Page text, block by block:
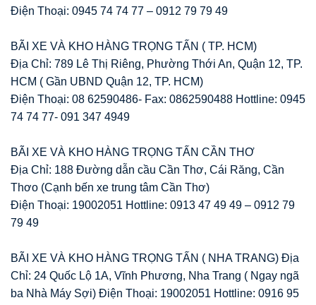
Điện Thoại: 0945 74 74 77 – 0912 79 79 49
BÃI XE VÀ KHO HÀNG TRỌNG TẤN ( TP. HCM)
Địa Chỉ: 789 Lê Thị Riêng, Phường Thới An, Quận 12, TP.
HCM ( Gần UBND Quận 12, TP. HCM)
Điện Thoại: 08 62590486- Fax: 0862590488 Hottline: 0945
74 74 77- 091 347 4949
BÃI XE VÀ KHO HÀNG TRỌNG TẤN CẦN THƠ
Địa Chỉ: 188 Đường dẫn cầu Cần Thơ, Cái Răng, Cần
Thơo (Cạnh bến xe trung tâm Cần Thơ)
Điện Thoại: 19002051 Hottline: 0913 47 49 49 – 0912 79
79 49
BÃI XE VÀ KHO HÀNG TRỌNG TẤN ( NHA TRANG) Địa
Chỉ: 24 Quốc Lộ 1A, Vĩnh Phương, Nha Trang ( Ngay ngã
ba Nhà Máy Sợi) Điện Thoại: 19002051 Hottline: 0916 95